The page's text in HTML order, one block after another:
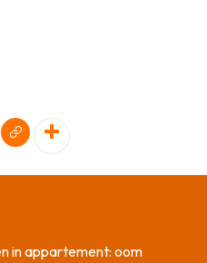
in appartement: oom